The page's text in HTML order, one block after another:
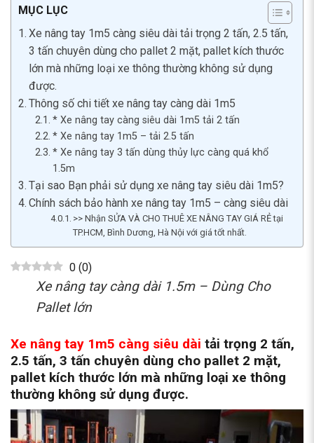
MỤC LỤC
Xe nâng tay 1m5 càng siêu dài tải trọng 2 tấn, 2.5 tấn,
3 tấn chuyên dùng cho pallet 2 mặt, pallet kích thước
lớn mà những loại xe thông thường không sử dụng
được.
Thông số chi tiết xe nâng tay càng dài 1m5
* Xe nâng tay càng siêu dài 1m5 tải 2 tấn
* Xe nâng tay 1m5 – tải 2.5 tấn
* Xe nâng tay 3 tấn dùng thủy lực càng quá khổ
1.5m
Tại sao Bạn phải sử dụng xe nâng tay siêu dài 1m5?
Chính sách bảo hành xe nâng tay 1m5 – càng siêu dài
>> Nhận SỬA VÀ CHO THUÊ XE NÂNG TAY GIÁ RẺ tại
TP.HCM, Bình Dương, Hà Nội với giá tốt nhất.
0 (0)
Xe nâng tay càng dài 1.5m – Dùng Cho
Pallet lớn
Xe nâng tay 1m5 càng siêu dài tải trọng 2 tấn,
2.5 tấn, 3 tấn chuyên dùng cho pallet 2 mặt,
pallet kích thước lớn mà những loại xe thông
thường không sử dụng được.